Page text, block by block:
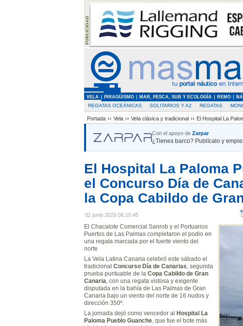
VELA PIRAGÜISMO MAR, PESCA, SUB Y ECOLOGÍA REMO
REGATAS OCEÁNICAS SOLITARIOS Y A2 REGATAS
Portada ›› Vela ›› Vela clásica y tradicional ›› El Hospital La
Con el apoyo de Zarpar
¿Tienes barco? Publícalo y
El Hospital La Paloma
el Concurso Día de
la Copa Cabildo de
02 junio 2026 06:10:45
El Chacalote Comercial Sanrob y el Portuarios
Puertos de Las Palmas completaron el podio en
una regata marcada por el fuerte viento del
norte
La Vela Latina Canaria celebró este sábado el
tradicional Concurso Día de Canarias, segunda
prueba puntuable de la Copa Cabildo de Gran
Canaria, con una regata vistosa y exigente
disputada en la bahía de Las Palmas de Gran
Canaria bajo un viento del norte de 16 nudos y
dirección 350º.
La jornada dejó como vencedor al Hospital La
Paloma Pueblo Guanche, que fue el bote más